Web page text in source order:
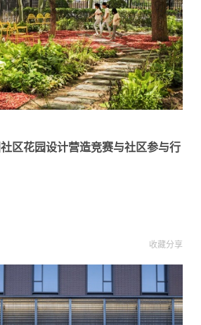
区花园设计营造竞赛与社区参与行
收藏分享